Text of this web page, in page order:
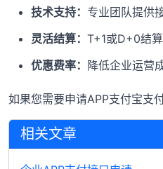
技术支持： 专业团队提供
灵活结算： T+1或D+0结
优惠费率： 降低企业运营
如果您需要申请APP支付宝支
相关文章